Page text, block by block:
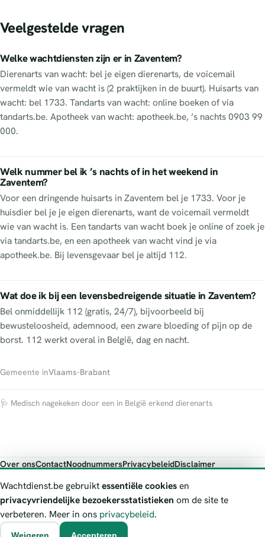
Veelgestelde vragen
Welke wachtdiensten zijn er in Zaventem?
Dierenarts van wacht: bel je eigen dierenarts, de voicemail
vermeldt wie van wacht is (2 praktijken in de buurt). Huisarts van
wacht: bel 1733. Tandarts van wacht: online boeken of via
tandarts.be. Apotheek van wacht: apotheek.be, ’s nachts 0903 99
000.
Welk nummer bel ik ’s nachts of in het weekend in
Zaventem?
Voor een dringende huisarts in Zaventem bel je 1733. Voor je
huisdier bel je je eigen dierenarts, want de voicemail vermeldt
wie van wacht is. Een tandarts van wacht boek je online of zoek je
via tandarts.be, en een apotheek van wacht vind je via
apotheek.be. Bij levensgevaar bel je altijd 112.
Wat doe ik bij een levensbedreigende situatie in Zaventem?
Bel onmiddellijk 112 (gratis, 24/7), bijvoorbeeld bij
bewusteloosheid, ademnood, een zware bloeding of pijn op de
borst. 112 werkt overal in België, dag en nacht.
Gemeente inVlaams-Brabant
🩺 Medisch nagekeken door een in België erkend dierenarts
Over onsContactNoodnummersPrivacybeleidDisclaimer
Wachtdienst.be toont publieke wachtdienst-informatie ter oriëntatie.
Bij levensgevaar bel je altijd 112. Controleer altijd de actuele
wachtregeling bij de vermelde officiële bron.
Wachtdienst.be gebruiktessentiële cookiesen
privacyvriendelijke bezoekersstatistieken om de site te
verbeteren. Meer in ons privacybeleid.
Weigeren Accepteren